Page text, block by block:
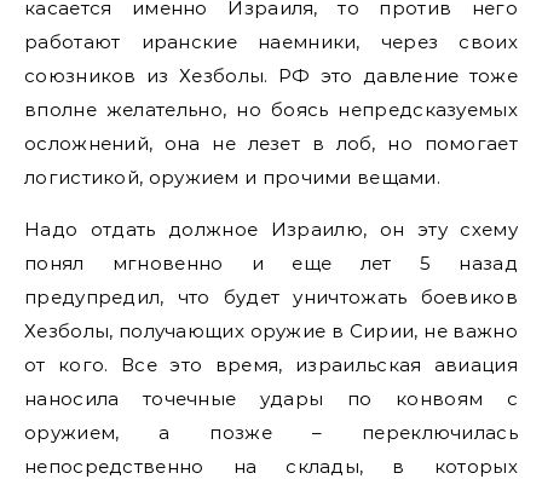
касается именно Израиля, то против него
работают иранские наемники, через своих
союзников из Хезболы. РФ это давление тоже
вполне желательно, но боясь непредсказуемых
осложнений, она не лезет в лоб, но помогает
логистикой, оружием и прочими вещами.
Надо отдать должное Израилю, он эту схему
понял мгновенно и еще лет 5 назад
предупредил, что будет уничтожать боевиков
Хезболы, получающих оружие в Сирии, не важно
от кого. Все это время, израильская авиация
наносила точечные удары по конвоям с
оружием, а позже – переключилась
непосредственно на склады, в которых